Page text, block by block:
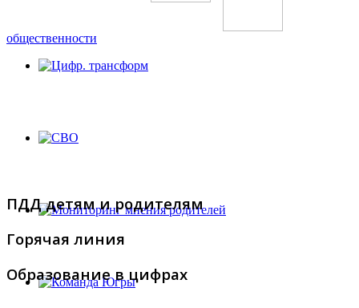
общественности
ПДД детям и родителям
Горячая линия
Образование в цифрах